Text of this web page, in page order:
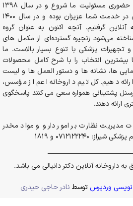
از سال 1394در قالب داروخانه حضوری مسئولیت ما شروع و در سال 1398
داروخانه به صورت شبانه روزی در خدمت شما عزیزان بوده و در سال 1400
آنلاین گرفتیم. آنچه اکنون به عنوان گروه
شناخته می‌شود زنجیره گسترده‌ای از مکمل های
و تجهیزات پزشکی با تنوع بسیار بالاست. ما
بیشترین انتخاب را با شرح کامل محصولات
ها، نشانه ها و دستور العمل ها و لیست
دهیم. کل تیم داروخانه اعم از مؤسس،
پشتیبانی همواره سعی می کنند پاسخگوی
ارائه دهند.
مدیریت نظارت بر امور دارو و مواد مخدر
0712122240 و 1819
داروخانه آنلاین دکتر دانیالی می باشد.
نویسی وردپرس توسط نادر حاجی حیدری